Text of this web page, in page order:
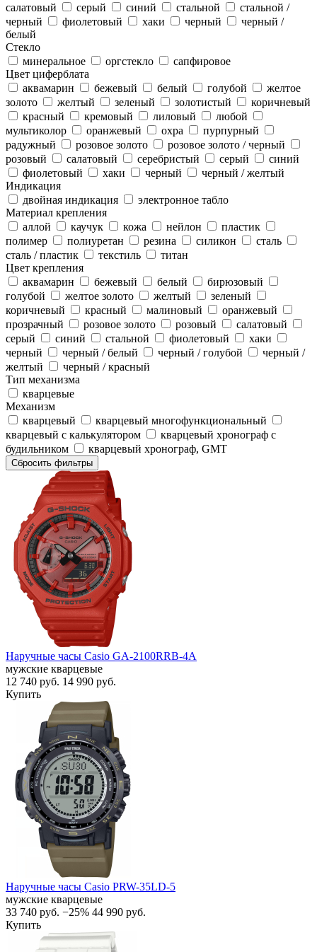
салатовый серый синий стальной
стальной /
черный
фиолетовый хаки черный
черный /
белый
Стекло
минеральное
оргстекло
сапфировое
Цвет циферблата
аквамарин
бежевый белый голубой
желтое
золото
желтый зеленый золотистый
коричневый
красный
кремовый лиловый
любой
мультиколор
оранжевый охра
пурпурный
радужный
розовое золото
розовое золото / черный
розовый
салатовый серебристый серый
синий
фиолетовый
хаки черный
черный / желтый
Индикация
двойная индикация
электронное табло
Материал крепления
аллой
каучук кожа нейлон
пластик
полимер
полиуретан резина силикон
сталь
сталь / пластик
текстиль
титан
Цвет крепления
аквамарин
бежевый белый
бирюзовый
голубой
желтое золото желтый
зеленый
коричневый
красный малиновый
оранжевый
прозрачный
розовое золото розовый
салатовый
серый
синий стальной фиолетовый
хаки
черный
черный / белый черный / голубой
черный /
желтый
черный / красный
Тип механизма
кварцевые
Механизм
кварцевый
кварцевый многофункциональный
кварцевый с калькулятором
кварцевый хронограф с
будильником
кварцевый хронограф, GMT
Сбросить фильтры
Наручные часы Casio GA-2100RRB-4A
мужские кварцевые
12 740 руб. 14 990 руб.
Купить
Наручные часы Casio PRW-35LD-5
мужские кварцевые
33 740 руб. −25% 44 990 руб.
Купить